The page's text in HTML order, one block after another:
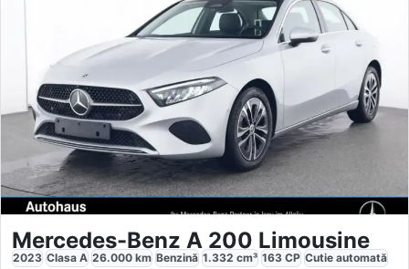
Mercedes-Benz A 200 Limousine
2023 Clasa A 26.000 km Benzină 1.332 cm³ 163 CP Cutie automată